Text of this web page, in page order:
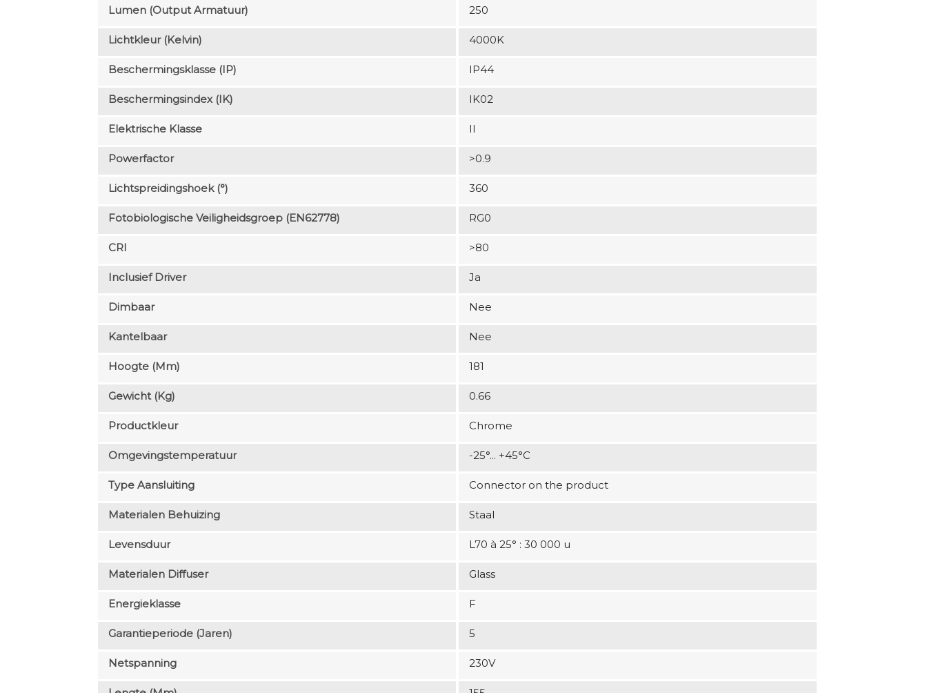
Lumen (output Armatuur) 250
Lichtkleur (Kelvin) 4000K
Beschermingsklasse (IP) IP44
Beschermingsindex (IK) IK02
Elektrische Klasse II
Powerfactor >0.9
Lichtspreidingshoek (°) 360
Fotobiologische Veiligheidsgroep (EN62778) RG0
CRI >80
Inclusief Driver Ja
Dimbaar Nee
Kantelbaar Nee
Hoogte (mm) 181
Gewicht (kg) 0.66
Productkleur Chrome
Omgevingstemperatuur -25°... +45°C
Type Aansluiting Connector on the product
Materialen Behuizing Staal
Levensduur L70 à 25° : 30 000 u
Materialen Diffuser Glass
Energieklasse F
Garantieperiode (jaren) 5
Netspanning 230V